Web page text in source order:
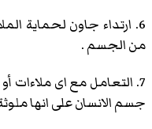
6. ارتداء جاون لحماية
من الجسم .
7. التعامل مع اى ملاءات
جسم الانسان على انها